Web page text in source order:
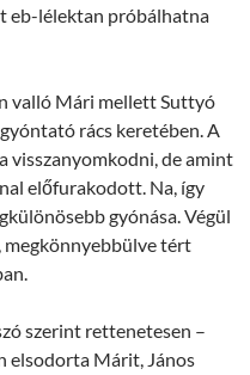
eb-lélektan próbálhatna
valló Mári mellett Suttyó
rács keretében. A
visszanyomkodni, de amint
előfurakodott. Na, így
gyónása. Végül
megkönnyebbülve tért
szerint rettenetesen –
elsodorta Márit, János